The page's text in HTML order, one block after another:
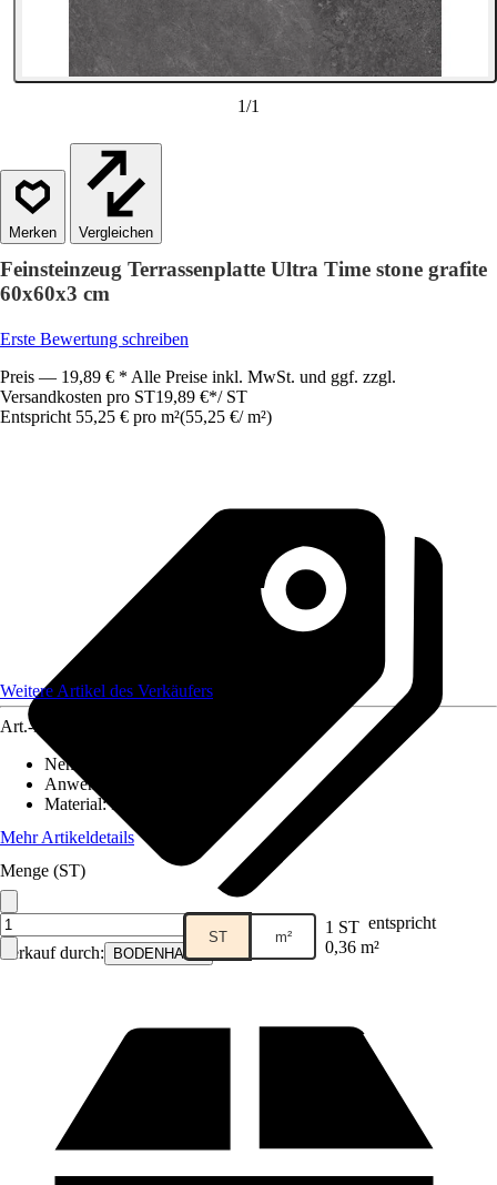
1/1
Vergleichen
Feinsteinzeug Terrassenplatte Ultra Time stone grafite
60x60x3 cm
Erste Bewertung schreiben
Preis — 19,89 € * Alle Preise inkl. MwSt. und ggf. zzgl.
Versandkosten pro ST19,89 €*/ ST
Entspricht 55,25 € pro m²(55,25 €/ m²)
Verkauf durch: BODENHAUS
Weitere Artikel des Verkäufers
Art.-Nr.
Nenngröße in cm
Anwendungsbereich
Material:Feinsteinzeug
Mehr Artikeldetails
Menge (ST)
ST m² 1 ST entspricht
0,36 m²